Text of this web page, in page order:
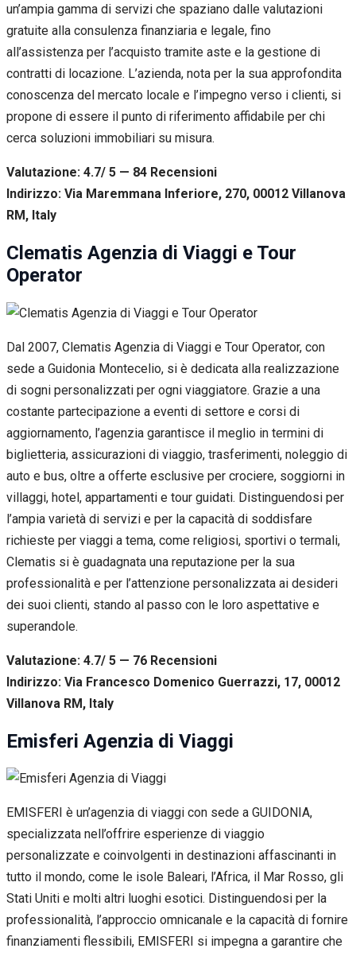
un’ampia gamma di servizi che spaziano dalle valutazioni
gratuite alla consulenza finanziaria e legale, fino
all’assistenza per l’acquisto tramite aste e la gestione di
contratti di locazione. L’azienda, nota per la sua approfondita
conoscenza del mercato locale e l’impegno verso i clienti, si
propone di essere il punto di riferimento affidabile per chi
cerca soluzioni immobiliari su misura.
Valutazione: 4.7/ 5 — 84 Recensioni
Indirizzo: Via Maremmana Inferiore, 270, 00012 Villanova
RM, Italy
Clematis Agenzia di Viaggi e Tour
Operator
Dal 2007, Clematis Agenzia di Viaggi e Tour Operator, con
sede a Guidonia Montecelio, si è dedicata alla realizzazione
di sogni personalizzati per ogni viaggiatore. Grazie a una
costante partecipazione a eventi di settore e corsi di
aggiornamento, l’agenzia garantisce il meglio in termini di
biglietteria, assicurazioni di viaggio, trasferimenti, noleggio di
auto e bus, oltre a offerte esclusive per crociere, soggiorni in
villaggi, hotel, appartamenti e tour guidati. Distinguendosi per
l’ampia varietà di servizi e per la capacità di soddisfare
richieste per viaggi a tema, come religiosi, sportivi o termali,
Clematis si è guadagnata una reputazione per la sua
professionalità e per l’attenzione personalizzata ai desideri
dei suoi clienti, stando al passo con le loro aspettative e
superandole.
Valutazione: 4.7/ 5 — 76 Recensioni
Indirizzo: Via Francesco Domenico Guerrazzi, 17, 00012
Villanova RM, Italy
Emisferi Agenzia di Viaggi
EMISFERI è un’agenzia di viaggi con sede a GUIDONIA,
specializzata nell’offrire esperienze di viaggio
personalizzate e coinvolgenti in destinazioni affascinanti in
tutto il mondo, come le isole Baleari, l’Africa, il Mar Rosso, gli
Stati Uniti e molti altri luoghi esotici. Distinguendosi per la
professionalità, l’approccio omnicanale e la capacità di fornire
finanziamenti flessibili, EMISFERI si impegna a garantire che